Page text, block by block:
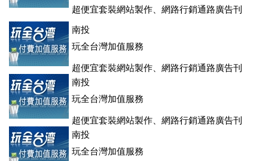
超便宜套裝網站製作、網路行銷通路廣告刊
登、訂房系統、客房委託旅行社銷售，全面優惠中....
南投
玩全台灣加值服務
超便宜套裝網站製作、網路行銷通路廣告刊
登、訂房系統、客房委託旅行社銷售，全面優惠中....
南投
玩全台灣加值服務
超便宜套裝網站製作、網路行銷通路廣告刊
登、訂房系統、客房委託旅行社銷售，全面優惠中....
南投
玩全台灣加值服務